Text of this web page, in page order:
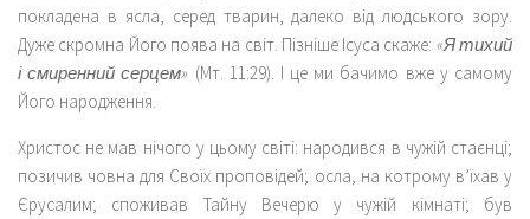
покладена в ясла, серед тварин, далеко від людського зору.
Дуже скромна Його поява на світ. Пізніше Ісуса скаже: «Я тихий
і смиренний серцем» (Мт. 11:29). І це ми бачимо вже у самому
Його народження.
Христос не мав нічого у цьому світі: народився в чужій стаєнці;
позичив човна для Своїх проповідей; осла, на котрому в’їхав у
Єрусалим; споживав Тайну Вечерю у чужій кімнаті; був